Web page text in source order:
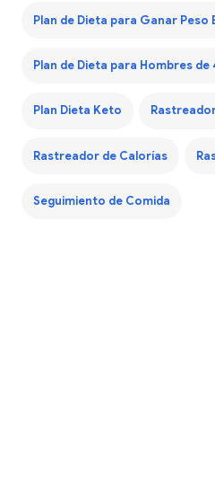
Plan de Dieta para Ganar Peso
Plan de Dieta para Hombres de
Plan Dieta Keto
Rastreador de Calorías
Seguimiento de Comida